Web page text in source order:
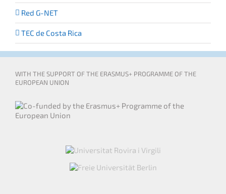
Red G-NET
TEC de Costa Rica
WITH THE SUPPORT OF THE ERASMUS+ PROGRAMME OF THE
EUROPEAN UNION